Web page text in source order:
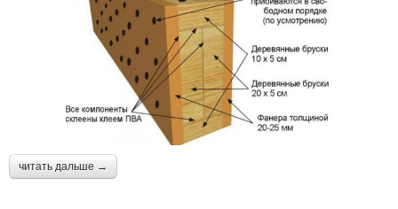
читать дальше →